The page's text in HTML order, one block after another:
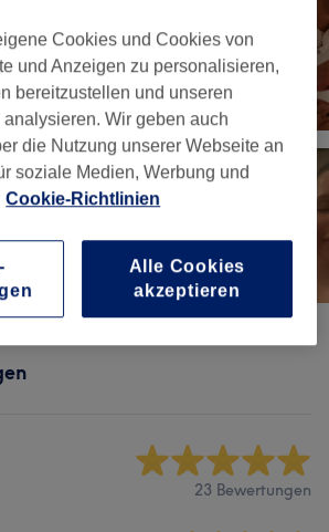
23 Bewertungen
Cookies und Cookies von
und Anzeigen zu personalisieren,
bereitzustellen und unseren
Wir geben auch
die Nutzung unserer Webseite an
soziale Medien, Werbung und
Cookie-Richtlinien
Alle Cookies
akzeptieren